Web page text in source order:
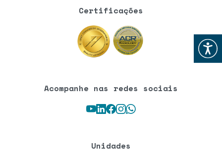
Abrir
Certificações
Acompanhe nas redes sociais
Youtube
LinkedIn
Facebook
Instagram
WhatsApp
Unidades